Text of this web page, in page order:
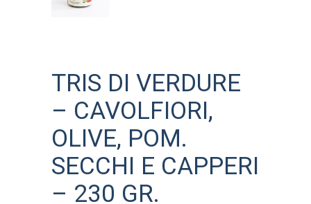
TRIS DI VERDURE
– CAVOLFIORI,
OLIVE, POM.
SECCHI E CAPPERI
– 230 GR.